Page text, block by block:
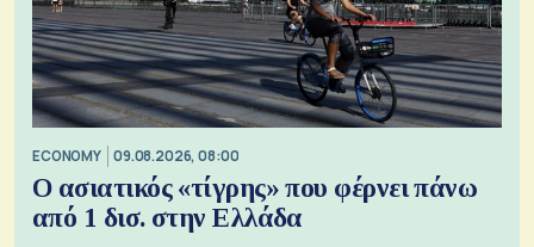
ECONOMY 09.08.2026, 08:00
Ο ασιατικός «τίγρης» που φέρνει πάνω
από 1 δισ. στην Ελλάδα